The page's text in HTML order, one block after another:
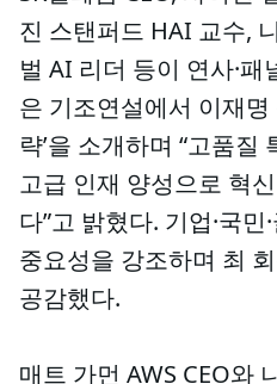
진 스탠퍼드 HAI 교수,
벌 AI 리더 등이 연사·
은 기조연설에서 이재명
략’을 소개하며 “고품
고급 인재 양성으로 혁
다”고 밝혔다. 기업·국
중요성을 강조하며 최
공감했다.
매트 가먼 AWS CEO와